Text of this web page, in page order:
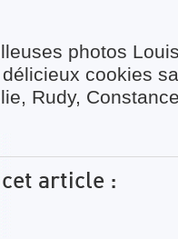
photos
cookies
Rudy,
article :